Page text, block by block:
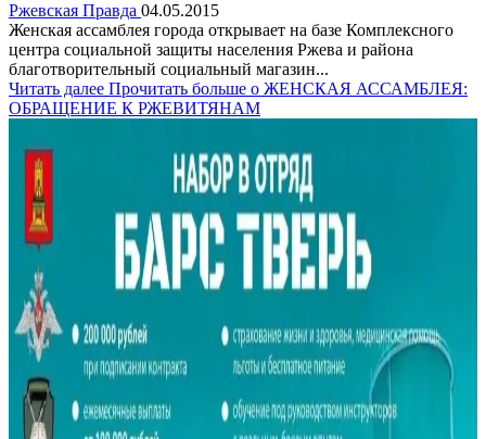
Ржевская Правда 04.05.2015
Женская ассамблея города открывает на базе Комплексного
центра социальной защиты населения Ржева и района
благотворительный социальный магазин...
Читать далее Прочитать больше о ЖЕНСКАЯ АССАМБЛЕЯ:
ОБРАЩЕНИЕ К РЖЕВИТЯНАМ